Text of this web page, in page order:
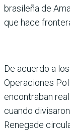
brasileña de
que hace
De acuerdo a
Operaciones
encontraban
cuando
Renegade